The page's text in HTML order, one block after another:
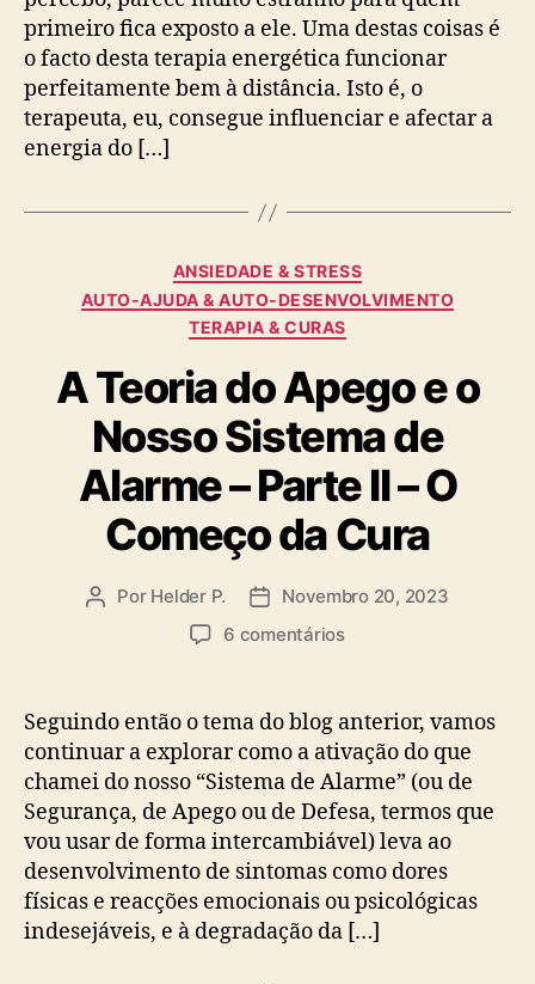
bem
como
presencialmente?
primeiro fica exposto a ele. Uma destas coisas é
o facto desta terapia energética funcionar
perfeitamente bem à distância. Isto é, o
terapeuta, eu, consegue influenciar e afectar a
energia do […]
Categorias
ANSIEDADE & STRESS
AUTO-AJUDA & AUTO-DESENVOLVIMENTO
TERAPIA & CURAS
A Teoria do Apego e o
Nosso Sistema de
Alarme – Parte II – O
Começo da Cura
Autor
Por Helder P.
DataNovembro 20, 2023
6 comentáriosem
e
o
Nosso
Sistema
de
Alarme
–
Parte
Seguindo então o tema do blog anterior, vamos
continuar a explorar como a ativação do que
chamei do nosso “Sistema de Alarme” (ou de
Segurança, de Apego ou de Defesa, termos que
vou usar de forma intercambiável) leva ao
desenvolvimento de sintomas como dores
físicas e reacções emocionais ou psicológicas
indesejáveis, e à degradação da […]